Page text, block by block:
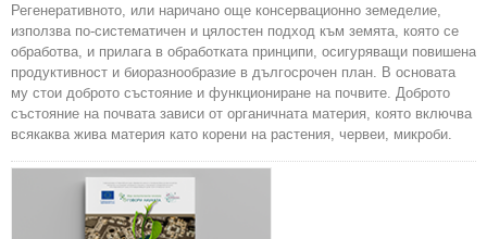
Регенеративното, или наричано още консервационно земеделие,
използва по-систематичен и цялостен подход към земята, която се
обработва, и прилага в обработката принципи, осигуряващи повишена
продуктивност и биоразнообразие в дългосрочен план. В основата
му стои доброто състояние и функциониране на почвите. Доброто
състояние на почвата зависи от органичната материя, която включва
всякаква жива материя като корени на растения, червеи, микроби.